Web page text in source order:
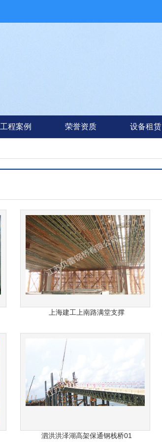
工程案例 荣誉资质 设备租赁
上海建工上南路满堂支撑
泗洪洪泽湖高架保通钢栈桥01